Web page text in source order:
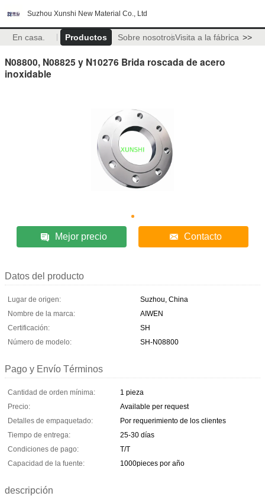
Suzhou Xunshi New Material Co., Ltd
En casa. Productos Sobre nosotrosVisita a la fábrica >>
N08800, N08825 y N10276 Brida roscada de acero
inoxidable
Mejor precio Contacto
Datos del producto
Lugar de origen:
Suzhou, China
Nombre de la marca:
AIWEN
Certificación:
SH
Número de modelo:
SH-N08800
Pago y Envío Términos
Cantidad de orden mínima:
1 pieza
Precio:
Available per request
Detalles de empaquetado:
Por requerimiento de los clientes
Tiempo de entrega:
25-30 días
Condiciones de pago:
T/T
Capacidad de la fuente:
1000pieces por año
descripción